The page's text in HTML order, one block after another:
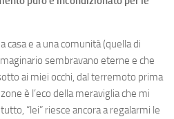
casa e a una comunità (quella di
sembravano eterne e che
ai miei occhi, dal terremoto prima
è l’eco della meraviglia che mi
“lei” riesce ancora a regalarmi le